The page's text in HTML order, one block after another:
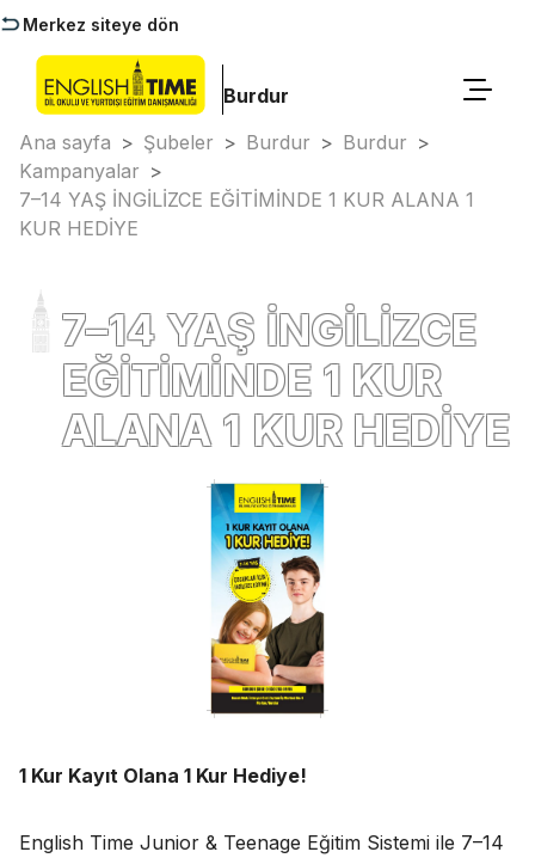
Merkez siteye dön
Burdur
Ana sayfa > Şubeler > Burdur > Burdur >
Kampanyalar >
7–14 YAŞ İNGİLİZCE EĞİTİMİNDE 1 KUR ALANA 1
KUR HEDİYE
7–14 YAŞ İNGİLİZCE
EĞİTİMİNDE 1 KUR
ALANA 1 KUR HEDİYE
1 Kur Kayıt Olana 1 Kur Hediye!
English Time Junior & Teenage Eğitim Sistemi ile 7–14